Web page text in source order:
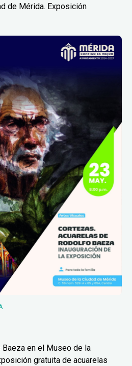
de Mérida. Exposición
en el Museo de la
gratuita de acuarelas